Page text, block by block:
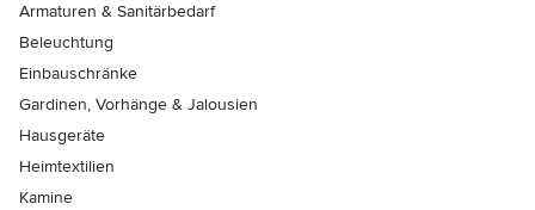
Armaturen & Sanitärbedarf
Beleuchtung
Einbauschränke
Gardinen, Vorhänge & Jalousien
Hausgeräte
Heimtextilien
Kamine